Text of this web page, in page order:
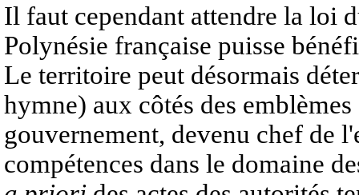
Il faut cependant attendre la loi
Polynésie française puisse
Le territoire peut désormais
hymne) aux côtés des
gouvernement, devenu chef de
compétences dans le domaine